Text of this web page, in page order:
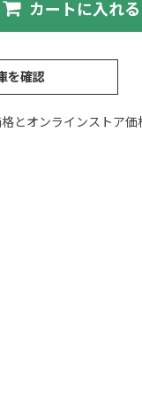
カートに入れる
を確認
とオンラインストア価